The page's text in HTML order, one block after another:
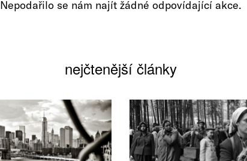
Nepodařilo se nám najít žádné odpovídající akce.
nejčtenější články